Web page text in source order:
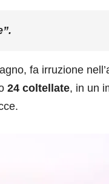
fa irruzione
24 coltellate, in un